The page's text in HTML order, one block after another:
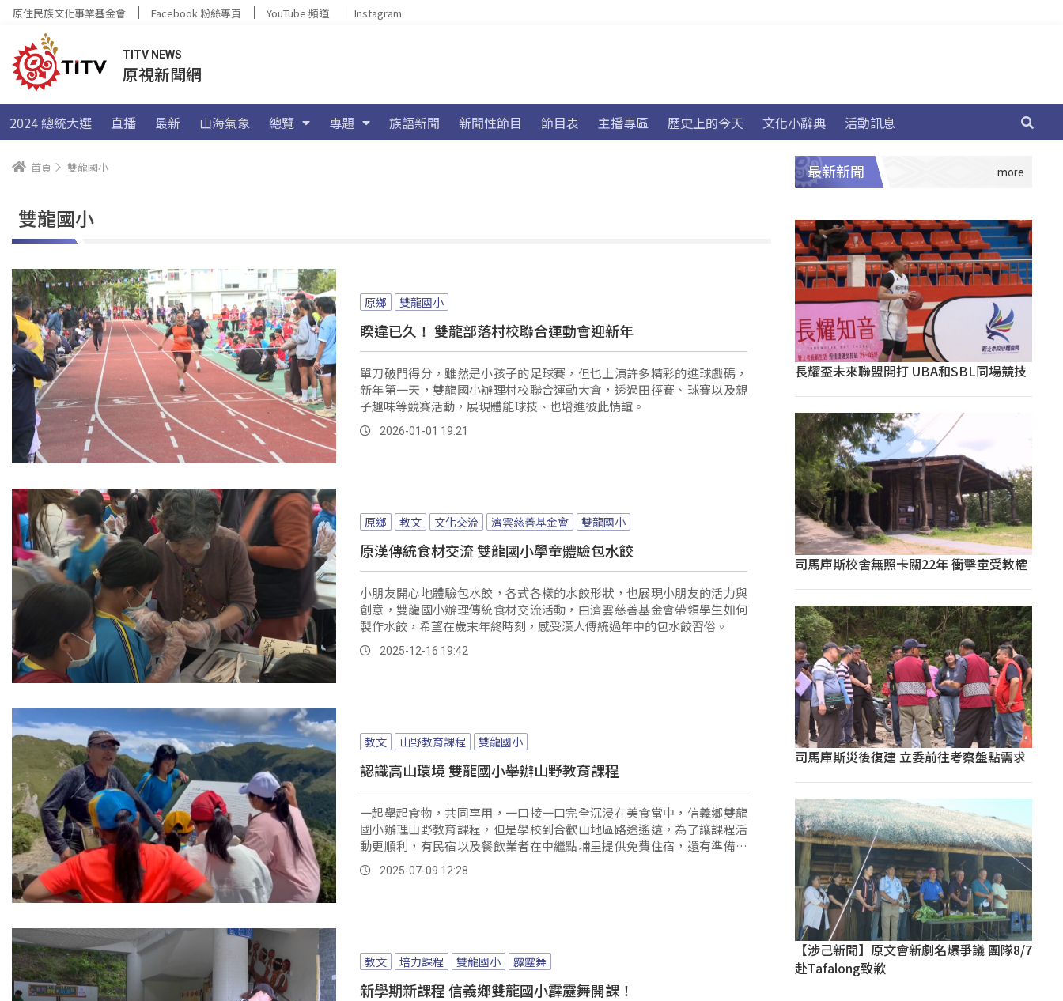
原住民族文化事業基金會 Facebook 粉絲專頁 YouTube 頻道 Instagram
TITV NEWS
原視新聞網
2024 總統大選 直播 最新 山海氣象 總覽 專題 族語新聞 新聞性節目 節目表 主播專區 歷史上的今天 文化小辭典 活動訊息
首頁 雙龍國小
雙龍國小
原鄉 雙龍國小
睽違已久！ 雙龍部落村校聯合運動會迎新年
單刀破門得分，雖然是小孩子的足球賽，但也上演許多精彩的進球戲碼，
新年第一天，雙龍國小辦理村校聯合運動大會，透過田徑賽、球賽以及親
子趣味等競賽活動，展現體能球技、也增進彼此情誼。
2026-01-01 19:21
原鄉 教文 文化交流 濟雲慈善基金會 雙龍國小
原漢傳統食材交流 雙龍國小學童體驗包水餃
小朋友開心地體驗包水餃，各式各樣的水餃形狀，也展現小朋友的活力與
創意，雙龍國小辦理傳統食材交流活動，由濟雲慈善基金會帶領學生如何
製作水餃，希望在歲末年終時刻，感受漢人傳統過年中的包水餃習俗。
2025-12-16 19:42
教文 山野教育課程 雙龍國小
認識高山環境 雙龍國小舉辦山野教育課程
一起舉起食物，共同享用，一口接一口完全沉浸在美食當中，信義鄉雙龍
國小辦理山野教育課程，但是學校到合歡山地區路途遙遠，為了讓課程活
動更順利，有民宿以及餐飲業者在中繼點埔里提供免費住宿，還有準備晚
餐，讓學生感到暖心。
2025-07-09 12:28
教文 培力課程 雙龍國小 霹靂舞
新學期新課程 信義鄉雙龍國小霹靂舞開課！
最新新聞
長耀盃未來聯盟開打 UBA和SBL同場競技
司馬庫斯校舍無照卡關22年 衝擊童受教權
司馬庫斯災後復建 立委前往考察盤點需求
【涉己新聞】原文會新劇名爆爭議 團隊8/7
赴Tafalong致歉